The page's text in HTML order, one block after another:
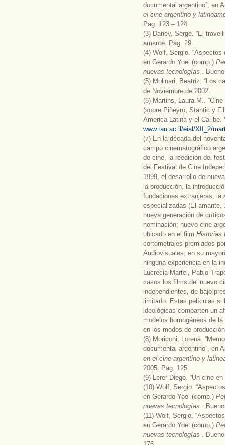
documental argentino”, en
el cine argentino y
Pag. 123 – 124.
(3) Daney, Serge. “El
amante. Pag. 29
(4) Wolf, Sergio. “Aspectos
en Gerardo Yoel (comp.)
nuevas tecnologías .
(5) Molinari, Beatriz. “Los
de Noviembre de 2002.
(6) Martins, Laura M..
(sobre Piñeyro, Stantic y
America Latina y el Caribe.
www.tau.ac.il/eial/XII_2/
(7) En la década del
campo cinematográfico
de cine, la reedición del
del Festival de Cine
1999, el desarrollo de
la producción, la
fundaciones extranjeras, la
especializadas (El amante,
nueva generación de
nominación; nuevo cine
ubicado en el film Historias
cortometrajes premiados
Audiovisuales, en su
ninguna experiencia en la
Lucrecia Martel, Pablo
casos los films del nuevo
independientes, de bajo
limitado. Estas películas
ideológicas comparten un
modelos homogéneos de
en los modos de
(8) Moriconi, Lorena.
documental argentino”, en
en el cine argentino y
2005. Pag. 125
(9) Lerer Diego. “Un cine
(10) Wolf, Sergio.
en Gerardo Yoel (comp.)
nuevas tecnologías .
(11) Wolf, Sergio.
en Gerardo Yoel (comp.)
nuevas tecnologías .